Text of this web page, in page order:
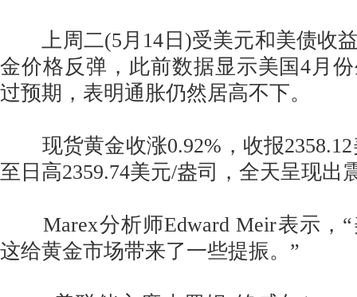
上周二(5月14日)受美元和美债收
金价格反弹，此前数据显示美国4月
过预期，表明通胀仍然居高不下。
现货黄金收涨0.92%，收报2358.12
至日高2359.74美元/盎司，全天呈现出
Marex分析师Edward Meir表示，“
这给黄金市场带来了一些提振。”